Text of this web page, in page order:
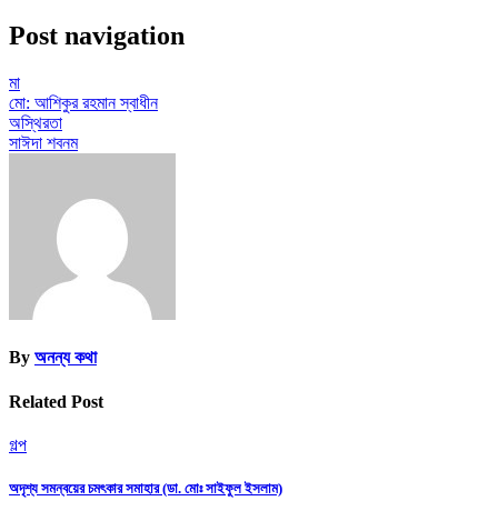
Post navigation
মা
মো: আশিকুর রহমান স্বাধীন
অস্থিরতা
সাঈদা শবনম
By অনন্য কথা
Related Post
গল্প
অদৃশ্য সমন্বয়ের চমৎকার সমাহার (ডা. মোঃ সাইফুল ইসলাম)